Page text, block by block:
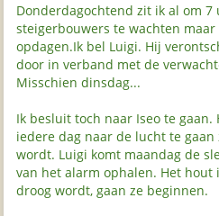
Donderdagochtend zit ik al om
steigerbouwers te wachten
opdagen.Ik bel Luigi. Hij
door in verband met de
Misschien dinsdag...
Ik besluit toch naar Iseo te
iedere dag naar de lucht te
wordt. Luigi komt maandag de
van het alarm ophalen. Het hout
droog wordt, gaan ze beginnen.